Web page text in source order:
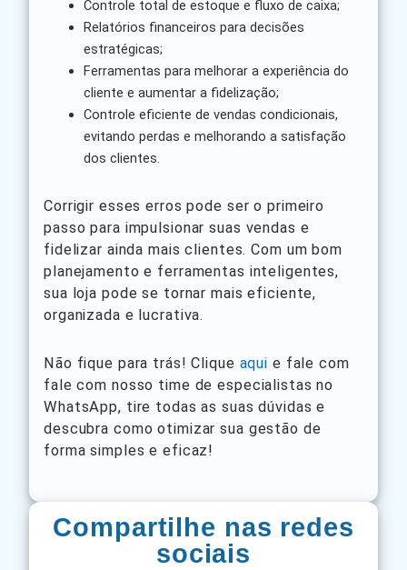
Controle total de estoque e fluxo de caixa;
Relatórios financeiros para decisões
estratégicas;
Ferramentas para melhorar a experiência do
cliente e aumentar a fidelização;
Controle eficiente de vendas condicionais,
evitando perdas e melhorando a satisfação
dos clientes.
Corrigir esses erros pode ser o primeiro
passo para impulsionar suas vendas e
fidelizar ainda mais clientes. Com um bom
planejamento e ferramentas inteligentes,
sua loja pode se tornar mais eficiente,
organizada e lucrativa.
Não fique para trás! Clique aqui e fale com
fale com nosso time de especialistas no
WhatsApp, tire todas as suas dúvidas e
descubra como otimizar sua gestão de
forma simples e eficaz!
Compartilhe nas redes
sociais